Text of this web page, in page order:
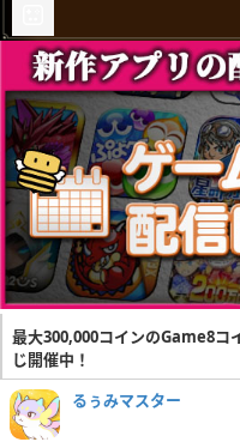
最大300,000コインのGame8コ
じ開催中！
るぅみマスター